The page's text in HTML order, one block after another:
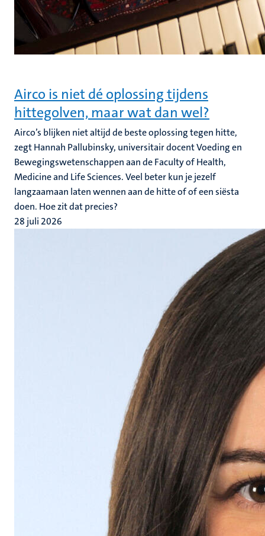
Airco is niet dé oplossing tijdens
hittegolven, maar wat dan wel?
Airco’s blijken niet altijd de beste oplossing tegen hitte,
zegt Hannah Pallubinsky, universitair docent Voeding en
Bewegingswetenschappen aan de Faculty of Health,
Medicine and Life Sciences. Veel beter kun je jezelf
langzaamaan laten wennen aan de hitte of of een siësta
doen. Hoe zit dat precies?
28 juli 2026